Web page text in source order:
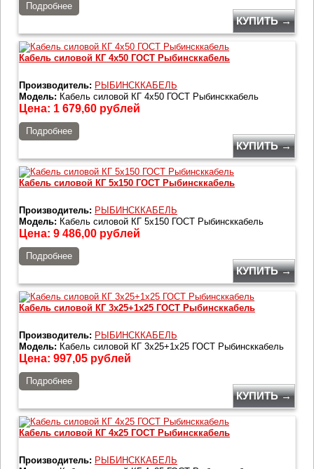
Подробнее
КУПИТЬ →
Кабель силовой КГ 4х50 ГОСТ Рыбинсккабель
Производитель: РЫБИНСККАБЕЛЬ
Модель: Кабель силовой КГ 4х50 ГОСТ Рыбинсккабель
Цена: 1 679,60 рублей
Подробнее
КУПИТЬ →
Кабель силовой КГ 5х150 ГОСТ Рыбинсккабель
Производитель: РЫБИНСККАБЕЛЬ
Модель: Кабель силовой КГ 5х150 ГОСТ Рыбинсккабель
Цена: 9 486,00 рублей
Подробнее
КУПИТЬ →
Кабель силовой КГ 3х25+1х25 ГОСТ Рыбинсккабель
Производитель: РЫБИНСККАБЕЛЬ
Модель: Кабель силовой КГ 3х25+1х25 ГОСТ Рыбинсккабель
Цена: 997,05 рублей
Подробнее
КУПИТЬ →
Кабель силовой КГ 4х25 ГОСТ Рыбинсккабель
Производитель: РЫБИНСККАБЕЛЬ